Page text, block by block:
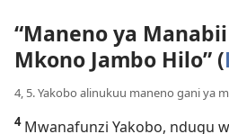
“Maneno ya
Mkono Jambo Hilo” (
4, 5. Yakobo alinukuu maneno gani ya
4Mwanafunzi Yakobo, ndugu